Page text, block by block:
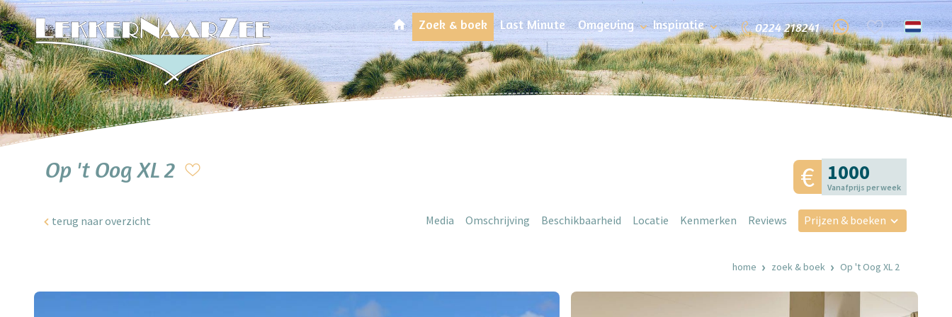
Zoek & boek Last Minute Omgeving Inspiratie 0224 218241
Op 't Oog XL 2 1000
Vanafprijs per week
terug naar overzicht Media Omschrijving Beschikbaarheid Locatie Kenmerken Reviews Prijzen & boeken
home zoek & boek Op 't Oog XL 2